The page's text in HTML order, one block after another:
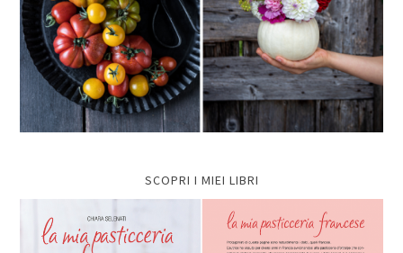
SCOPRI I MIEI LIBRI